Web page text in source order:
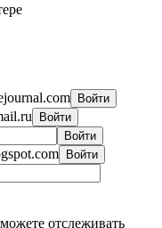
отслеживать